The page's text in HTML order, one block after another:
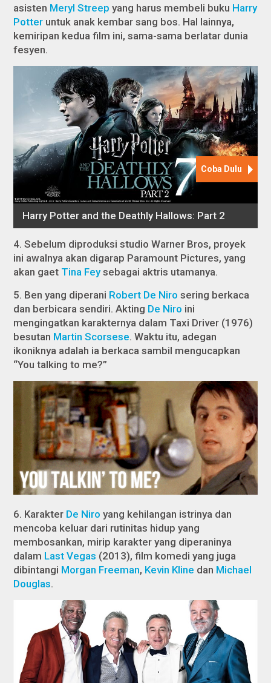
asisten Meryl Streep yang harus membeli buku Harry
Potter untuk anak kembar sang bos. Hal lainnya,
kemiripan kedua film ini, sama-sama berlatar dunia
fesyen.
4. Sebelum diproduksi studio Warner Bros, proyek
ini awalnya akan digarap Paramount Pictures, yang
akan gaet Tina Feysebagai aktris utamanya.
5. Ben yang diperani Robert De Niro sering berkaca
dan berbicara sendiri. Akting De Niro ini
mengingatkan karakternya dalam Taxi Driver (1976)
besutan Martin Scorsese. Waktu itu, adegan
ikoniknya adalah ia berkaca sambil mengucapkan
“You talking to me?”
6. Karakter De Niro yang kehilangan istrinya dan
mencoba keluar dari rutinitas hidup yang
membosankan, mirip karakter yang diperaninya
dalam Last Vegas (2013), film komedi yang juga
dibintangi Morgan Freeman, Kevin Kline dan Michael
Douglas.